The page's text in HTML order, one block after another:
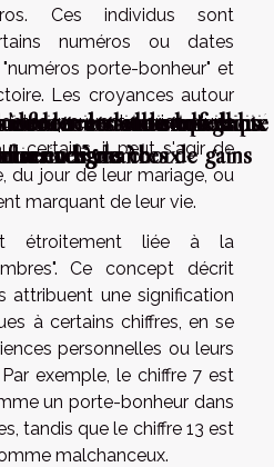
Ces individus sont
numéros ou dates
porte-bonheur" et
Les croyances autour
peuvent varier d'une
certains, il peut s'agir de
du jour de leur mariage, ou
marquant de leur vie.
étroitement liée à la
Ce concept décrit
attribuent une signification
à certains chiffres, en se
personnelles ou leurs
exemple, le chiffre 7 est
un porte-bonheur dans
tandis que le chiffre 13 est
malchanceux.
le retrait de vos gains
en ligne
du loto les statistiques qui
vos choix
éviter au loto conseils
vos chances de gains
t-il vraiment le choix
casino ?
influencent-elles la fiabilité
en ligne ?